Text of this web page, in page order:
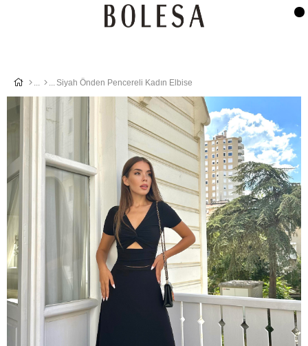
Siyah Önden Pencereli Kadın Elbise